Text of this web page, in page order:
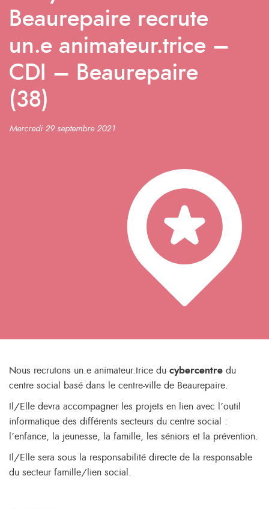
Beaurepaire recrute
un.e animateur.trice –
CDI – Beaurepaire
(38)
Mercredi 29 septembre 2021
Nous recrutons un.e animateur.trice du cybercentre du
centre social basé dans le centre-ville de Beaurepaire.
Il/Elle devra accompagner les projets en lien avec l’outil
informatique des différents secteurs du centre social :
l’enfance, la jeunesse, la famille, les séniors et la prévention.
Il/Elle sera sous la responsabilité directe de la responsable
du secteur famille/lien social.